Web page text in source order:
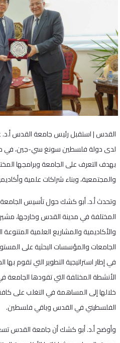
القدس | استقبل رئيس جامعة القدس أ.د.
لدى دولة فلسطين سونغ سي-جين، في
بهدف التعرف على الجامعة وبرامجها
والمجتمعية، وبناء شراكات علمية
وتحدث أ.د. أبو كشك حول تأسيس الجامعة
المختلفة في مدينة القدس وخارجها، مشيرا
والأكاديمية والمشاريع العلمية
الجامعات والمؤسسات البحثية على
في إطار استراتيجية التطوير التي تقوم بها
الأنشطة المختلفة التي تقودها
خلالها إلى المساهمة في التغلب على
الفلسطيني في القدس وباقي فلسطين.
وأوضح أ.د. أبو كشك أن جامعة القدس